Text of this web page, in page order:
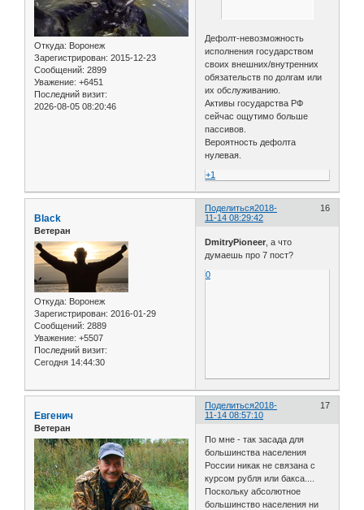
Откуда: Воронеж
Зарегистрирован: 2015-12-23
Сообщений: 2899
Уважение: +6451
Последний визит:
2026-08-05 08:20:46
Дефолт-невозможность
исполнения государством
своих внешних/внутренних
обязательств по долгам или
их обслуживанию.
Активы государства РФ
сейчас ощутимо больше
пассивов.
Вероятность дефолта
нулевая.
+1
Поделиться 16
2018-
11-14 08:29:42
Black
Ветеран
Откуда: Воронеж
Зарегистрирован: 2016-01-29
Сообщений: 2889
Уважение: +5507
Последний визит:
Сегодня 14:44:30
DmitryPioneer , а что
думаешь про 7 пост?
0
Поделиться 17
2018-
11-14 08:57:10
Евгенич
Ветеран
По мне - так засада для
большинства населения
России никак не связана с
курсом рубля или бакса....
Поскольку абсолютное
большинство населения ни